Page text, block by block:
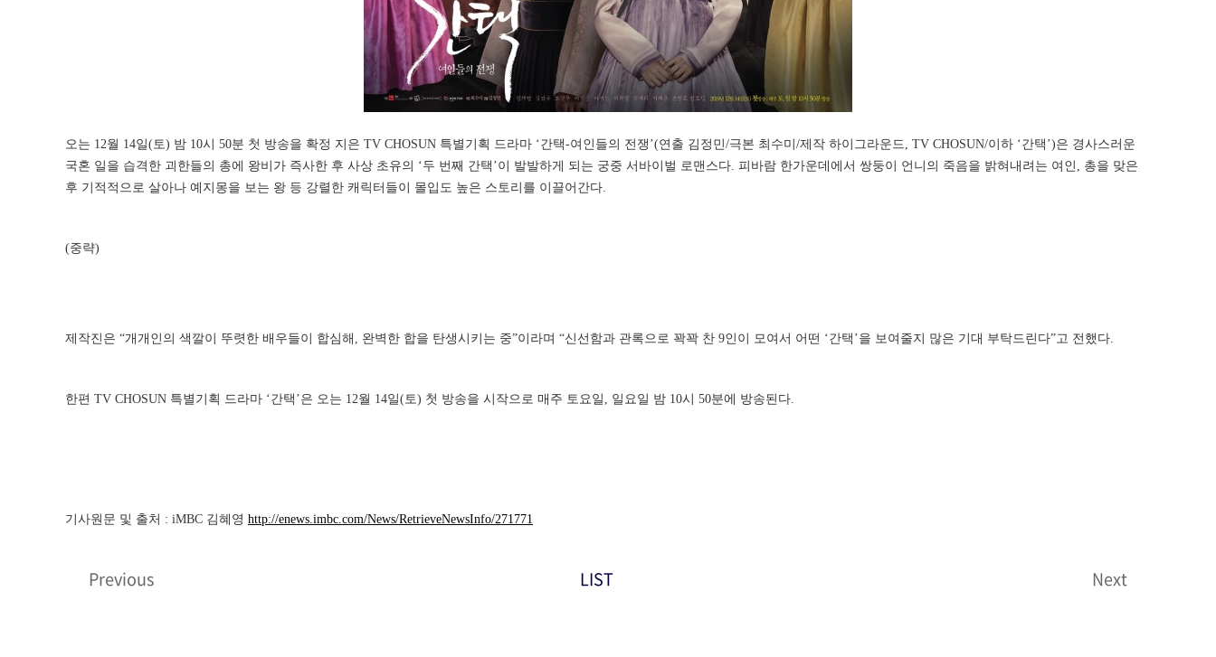
오는 12월 14일(토) 밤 10시 50분 첫 방송을 확정 지은 TV CHOSUN 특별기획 드라마 ‘간택-여인들의 전쟁’(연출 김정민/극본 최수미/제작 하이그라운드, TV CHOSUN/이하 ‘간택’)은 경사스러운
국혼 일을 습격한 괴한들의 총에 왕비가 즉사한 후 사상 초유의 ‘두 번째 간택’이 발발하게 되는 궁중 서바이벌 로맨스다. 피바람 한가운데에서 쌍둥이 언니의 죽음을 밝혀내려는 여인, 총을 맞은
후 기적적으로 살아나 예지몽을 보는 왕 등 강렬한 캐릭터들이 몰입도 높은 스토리를 이끌어간다.
(중략)
제작진은 “개개인의 색깔이 뚜렷한 배우들이 합심해, 완벽한 합을 탄생시키는 중”이라며 “신선함과 관록으로 꽉꽉 찬 9인이 모여서 어떤 ‘간택’을 보여줄지 많은 기대 부탁드린다”고 전했다.
한편 TV CHOSUN 특별기획 드라마 ‘간택’은 오는 12월 14일(토) 첫 방송을 시작으로 매주 토요일, 일요일 밤 10시 50분에 방송된다.
기사원문 및 출처 : iMBC 김혜영 http://enews.imbc.com/News/RetrieveNewsInfo/271771
Previous LIST Next